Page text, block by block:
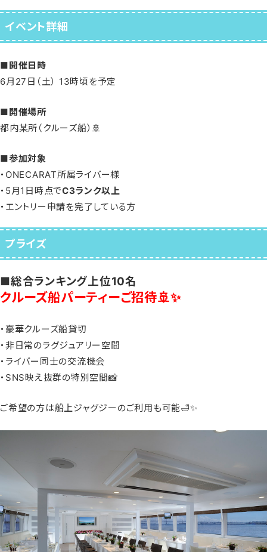
イベント詳細
■開催日時
6月27日（土） 13時頃を予定
■開催場所
都内某所（クルーズ船）🚢
■参加対象
・ONECARAT所属ライバー様
・5月1日時点でC3ランク以上
・エントリー申請を完了している方
プライズ
■総合ランキング上位10名
クルーズ船パーティーご招待🚢✨
・豪華クルーズ船貸切
・非日常のラグジュアリー空間
・ライバー同士の交流機会
・SNS映え抜群の特別空間📸
ご希望の方は船上ジャグジーのご利用も可能🛁✨